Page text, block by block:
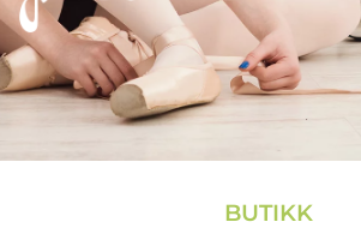
BUTIKK